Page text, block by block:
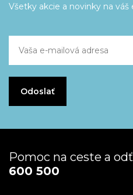
Všetky akcie a novinky na váš
Pomoc na ceste a
600 500